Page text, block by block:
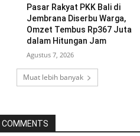
Pasar Rakyat PKK Bali di
Jembrana Diserbu Warga,
Omzet Tembus Rp367 Juta
dalam Hitungan Jam
Agustus 7, 2026
Muat lebih banyak
COMMENTS